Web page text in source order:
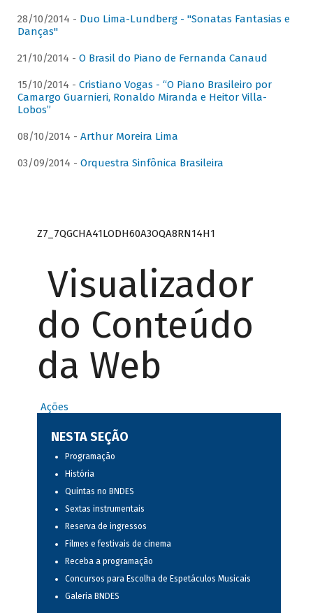
28/10/2014 - Duo Lima-Lundberg - "Sonatas Fantasias e
Danças"
21/10/2014 - O Brasil do Piano de Fernanda Canaud
15/10/2014 - Cristiano Vogas - “O Piano Brasileiro por
Camargo Guarnieri, Ronaldo Miranda e Heitor Villa-
Lobos”
08/10/2014 - Arthur Moreira Lima
03/09/2014 - Orquestra Sinfônica Brasileira
Z7_7QGCHA41LODH60A3OQA8RN14H1
Visualizador
do Conteúdo
da Web
Ações
NESTA SEÇÃO
Programação
História
Quintas no BNDES
Sextas instrumentais
Reserva de ingressos
Filmes e festivais de cinema
Receba a programação
Concursos para Escolha de Espetáculos Musicais
Galeria BNDES